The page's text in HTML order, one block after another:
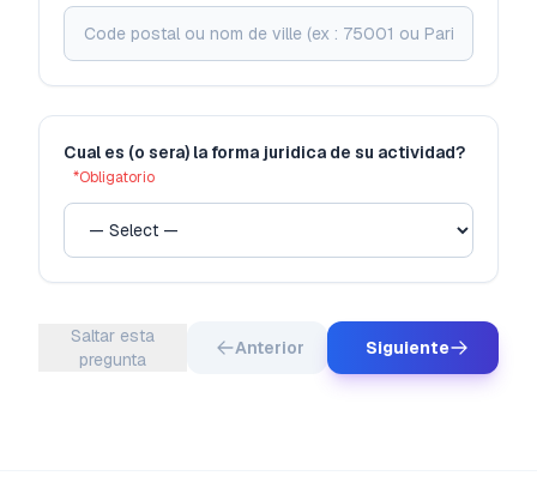
Cual es (o sera) la forma juridica de su actividad?
*Obligatorio
Saltar esta
pregunta
Anterior Siguiente